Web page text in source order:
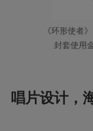
《环形使者
封套使用
唱片设计，